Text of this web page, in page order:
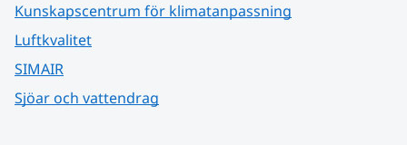
Kunskapscentrum för klimatanpassning
Luftkvalitet
SIMAIR
Sjöar och vattendrag